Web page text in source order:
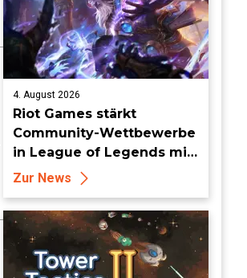
4. August 2026
Riot Games stärkt
Community-Wettbewerbe
in League of Legends mit
neuen Organized-Play-
Zur News